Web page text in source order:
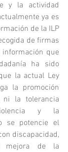
y la actividad
ya es
de la ILP
de firmas
que
ha sido
la actual Ley
la promoción
ni la tolerancia
y la
se potencie el
discapacidad,
de la